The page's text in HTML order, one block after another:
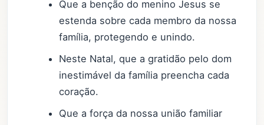
Que a benção do menino Jesus se
estenda sobre cada membro da nossa
família, protegendo e unindo.
Neste Natal, que a gratidão pelo dom
inestimável da família preencha cada
coração.
Que a força da nossa união familiar